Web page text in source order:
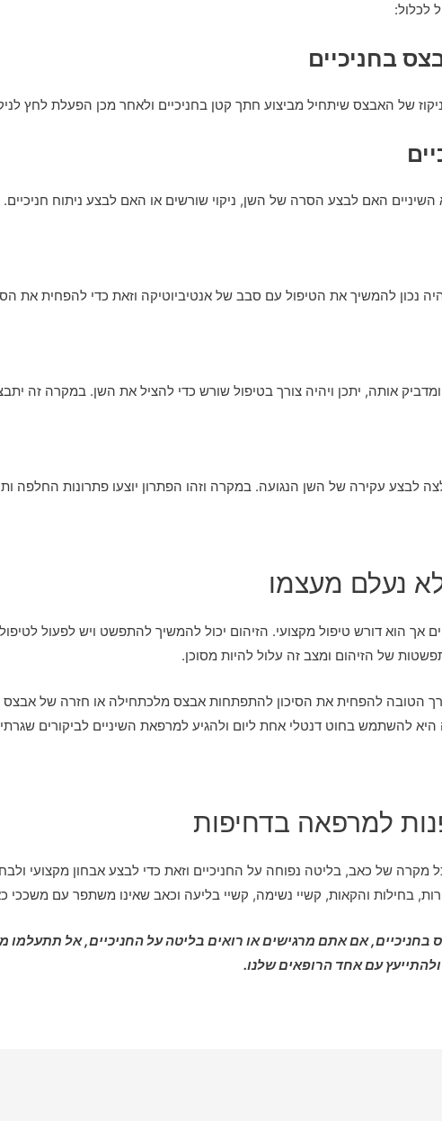
לכלול:
בחניכיים
של האבצס שיתחיל מביצוע חתך קטן בחניכיים ולאחר מכן הפעלת לחץ
השיניים האם לבצע הסרה של השן, ניקוי שורשים או האם לבצע ניתוח
נכון להמשיך את הטיפול עם סבב של אנטיביוטיקה וזאת כדי להפחית את
אותה, יתכן ויהיה צורך בטיפול שורש כדי להציל את השן. במקרה זה
לבצע עקירה של השן הנגועה. במקרה וזהו הפתרון יוצעו פתרונות החלפה
נעלם מעצמו
אך הוא דורש טיפול מקצועי. הזיהום יכול להמשיך להתפשט ויש לפעול
של הזיהום ומצב זה עלול להיות מסוכן.
הטובה להפחית את הסיכון להתפתחות אבצס מלכתחילה או חזרה של אבצס
להשתמש בחוט דנטלי אחת ליום ולהגיע למרפאת השיניים לביקורים
למרפאה בדחיפות
של כאב, בליטה נפוחה על החניכיים וזאת כדי לבצע אבחון מקצועי
בחילות והקאות, קשיי נשימה, קשיי בליעה וכאב שאינו משתפר עם
אם אתם מרגישים או רואים בליטה על החניכיים, אל
עם אחד הרופאים שלנו.